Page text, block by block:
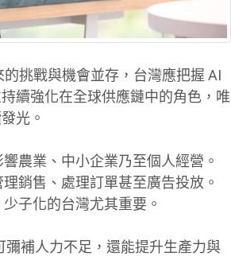
挑戰與機會並存，台灣應把握 AI
續強化在全球供應鏈中的角色，唯
光。
農業、中小企業乃至個人經營。
銷售、處理訂單甚至廣告投放。
子化的台灣尤其重要。
補人力不足，還能提升生產力與